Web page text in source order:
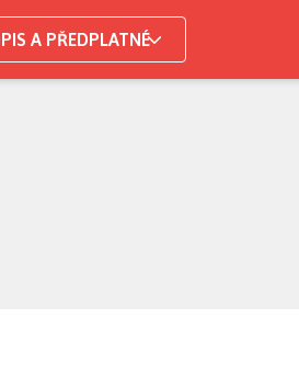
A PŘEDPLATNÉ